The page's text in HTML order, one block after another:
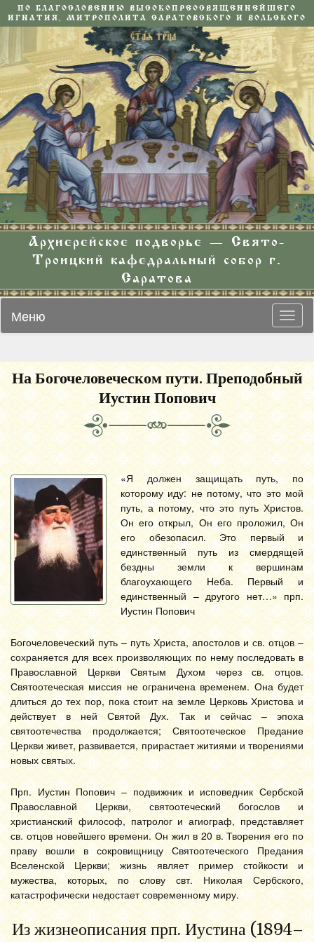
ПО БЛАГОСЛОВЕНИЮ ВЫСОКОПРЕОСВЯЩЕННЕЙШЕГО
ИГНАТИЯ, МИТРОПОЛИТА САРАТОВСКОГО И ВОЛЬСКОГО
Архиерейское подворье — Свято-
Троицкий кафедральный собор г.
Саратова
Меню
На Богочеловеческом пути. Преподобный
Иустин Попович
«Я должен защищать путь, по
которому иду: не потому, что это мой
путь, а потому, что это путь Христов.
Он его открыл, Он его проложил, Он
его обезопасил. Это первый и
единственный путь из смердящей
бездны земли к вершинам
благоухающего Неба. Первый и
единственный – другого нет…» прп.
Иустин Попович
Богочеловеческий путь – путь Христа, апостолов и св. отцов –
сохраняется для всех произволяющих по нему последовать в
Православной Церкви Святым Духом через св. отцов.
Святоотеческая миссия не ограничена временем. Она будет
длиться до тех пор, пока стоит на земле Церковь Христова и
действует в ней Святой Дух. Так и сейчас – эпоха
святоотечества продолжается; Святоотеческое Предание
Церкви живет, развивается, прирастает житиями и творениями
новых святых.
Прп. Иустин Попович – подвижник и исповедник Сербской
Православной Церкви, святоотеческий богослов и
христианский философ, патролог и агиограф, представляет
св. отцов новейшего времени. Он жил в 20 в. Творения его по
праву вошли в сокровищницу Святоотеческого Предания
Вселенской Церкви; жизнь являет пример стойкости и
мужества, которых, по слову свт. Николая Сербского,
катастрофически недостает современному миру.
Из жизнеописания прп. Иустина (1894–